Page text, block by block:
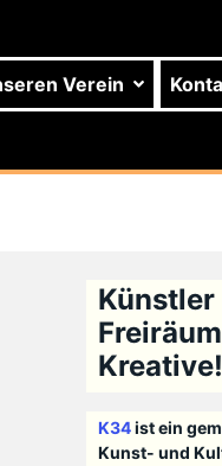
Verein
Künstler
Kreative!
K34ist ein
Kunst- und